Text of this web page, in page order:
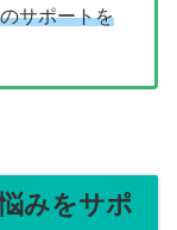
サポートを
みをサポ